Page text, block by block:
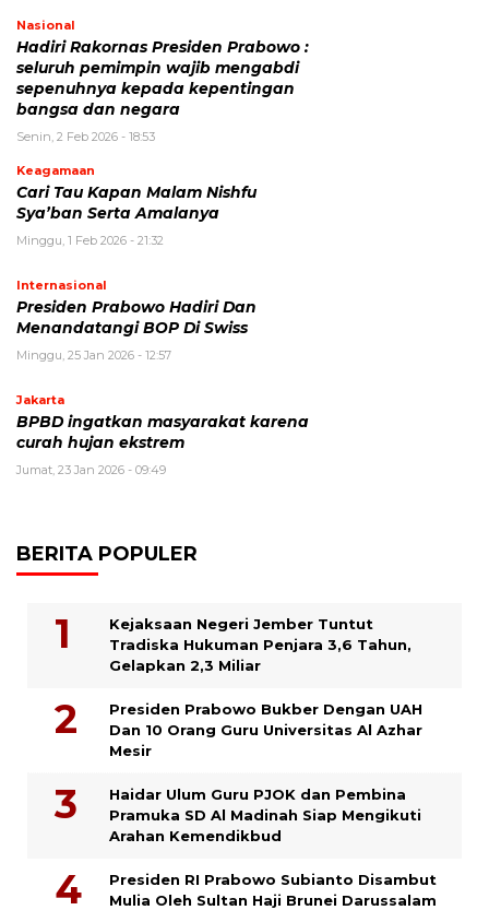
Nasional
Hadiri Rakornas Presiden Prabowo :
seluruh pemimpin wajib mengabdi
sepenuhnya kepada kepentingan
bangsa dan negara
Senin, 2 Feb 2026 - 18:53
Keagamaan
Cari Tau Kapan Malam Nishfu
Sya’ban Serta Amalanya
Minggu, 1 Feb 2026 - 21:32
Internasional
Presiden Prabowo Hadiri Dan
Menandatangi BOP Di Swiss
Minggu, 25 Jan 2026 - 12:57
Jakarta
BPBD ingatkan masyarakat karena
curah hujan ekstrem
Jumat, 23 Jan 2026 - 09:49
BERITA POPULER
Kejaksaan Negeri Jember Tuntut
Tradiska Hukuman Penjara 3,6 Tahun,
Gelapkan 2,3 Miliar
Presiden Prabowo Bukber Dengan UAH
Dan 10 Orang Guru Universitas Al Azhar
Mesir
Haidar Ulum Guru PJOK dan Pembina
Pramuka SD Al Madinah Siap Mengikuti
Arahan Kemendikbud
Presiden RI Prabowo Subianto Disambut
Mulia Oleh Sultan Haji Brunei Darussalam